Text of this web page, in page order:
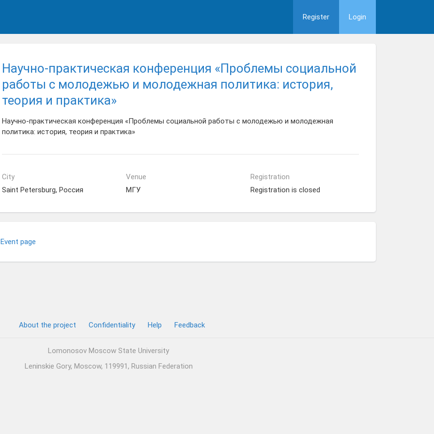
Register Login
Научно-практическая конференция «Проблемы социальной
работы с молодежью и молодежная политика: история,
теория и практика»
Научно-практическая конференция «Проблемы социальной работы с молодежью и молодежная
политика: история, теория и практика»
City
Saint Petersburg, Россия
Venue
МГУ
Registration
Registration is closed
Event page
About the project Confidentiality Help Feedback
Lomonosov Moscow State University
Leninskie Gory, Moscow, 119991, Russian Federation